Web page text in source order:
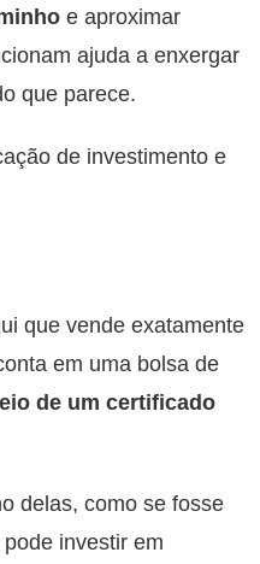
e aproximar
ajuda a enxergar
que parece.
de investimento e
que vende exatamente
em uma bolsa de
de um certificado
delas, como se fosse
investir em